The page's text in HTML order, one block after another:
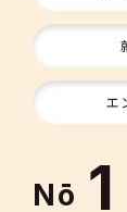
エ
Nō 1